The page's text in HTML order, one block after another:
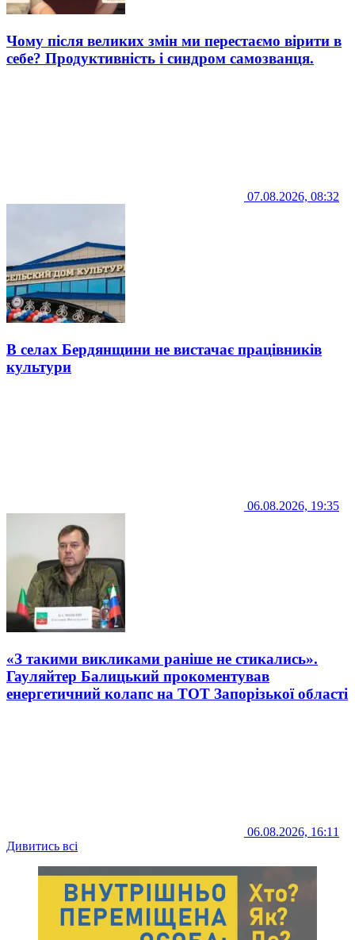
Чому після великих змін ми перестаємо вірити в
себе? Продуктивність і синдром самозванця.
07.08.2026, 08:32
В селах Бердянщини не вистачає працівників
культури
06.08.2026, 19:35
«З такими викликами раніше не стикались».
Гауляйтер Балицький прокоментував
енергетичний колапс на ТОТ Запорізької області
06.08.2026, 16:11
Дивитись всі